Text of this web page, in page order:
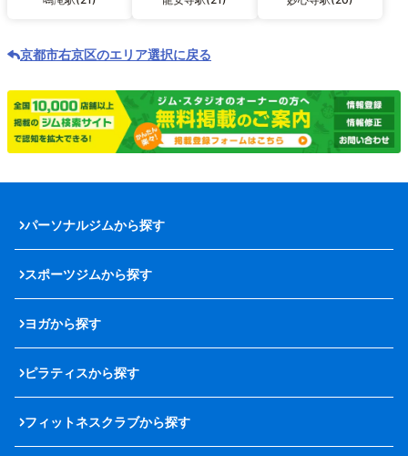
京都市右京区のエリア選択に戻る
パーソナルジムから探す
スポーツジムから探す
ヨガから探す
ピラティスから探す
フィットネスクラブから探す